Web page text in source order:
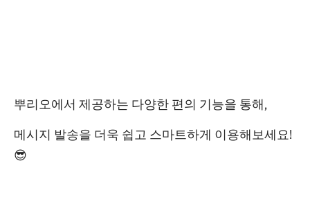
뿌리오에서 제공하는 다양한 편의 기능을 통해,
메시지 발송을 더욱 쉽고 스마트하게 이용해보세요!
😎